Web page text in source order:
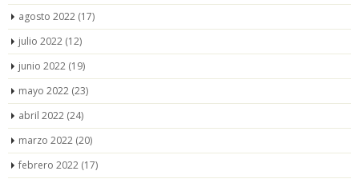
agosto 2022 (17)
julio 2022 (12)
junio 2022 (19)
mayo 2022 (23)
abril 2022 (24)
marzo 2022 (20)
febrero 2022 (17)